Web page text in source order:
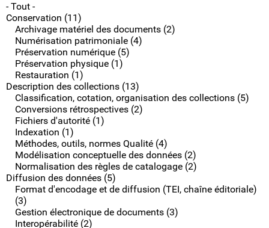
- Tout -
Conservation (11)
Archivage matériel des documents (2)
Numérisation patrimoniale (4)
Préservation numérique (5)
Préservation physique (1)
Restauration (1)
Description des collections (13)
Classification, cotation, organisation des collections (5)
Conversions rétrospectives (2)
Fichiers d'autorité (1)
Indexation (1)
Méthodes, outils, normes Qualité (4)
Modélisation conceptuelle des données (2)
Normalisation des règles de catalogage (2)
Diffusion des données (5)
Format d'encodage et de diffusion (TEI, chaîne éditoriale)
(3)
Gestion électronique de documents (3)
Interopérabilité (2)